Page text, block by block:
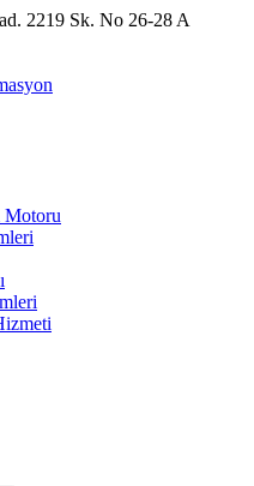
2219 Sk. No 26-28 A
Motoru